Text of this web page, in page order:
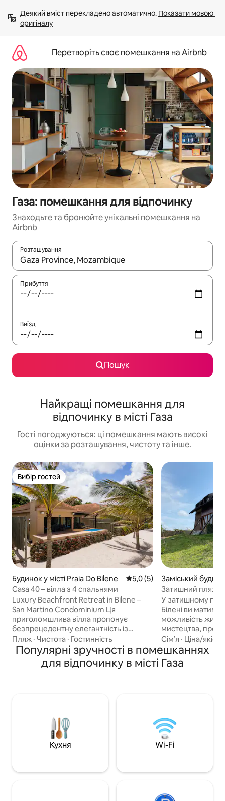
вмісту
Деякий вміст перекладено автоматично. Показати мовою
оригіналу
Перетворіть своє помешкання на Airbnb
Газа: помешкання для відпочинку
Знаходьте та бронюйте унікальні помешкання на
Airbnb
Розташування
Отримавши результати пошуку, використовуйте для
Прибуття
Виїзд
Пошук
Найкращі помешкання для
відпочинку в місті Газа
Гості погоджуються: ці помешкання мають високі
оцінки за розташування, чистоту та інше.
Вибір гостей
Вибір гостей
Будинок у місті Praia Do Bilene Середня оцінка: 5,0 з 5,
5,0 (5)
Casa 40 – вілла з 4 спальнями
Luxury Beachfront Retreat in Bilene –
San Martino Condominium Ця
приголомшлива вілла пропонує
безпрецедентну елегантність із
прямим виходом до пляжу та
захоплюючим видом на океан. - 4
спальні, включаючи 2 розкішні суміжні
апартаменти - Відкрита вітальня з
тренажерний зал і безпечна парковка.
- Повністю кондиціонер із Wi-Fi та DStv.
- Місткість: комфортно розміщуються
8 гостей. - Щоденне прибирання
Пляж · Чистота · Гостинність
Заміський
aia Do Bilene
Затишний
У затишному
Білені ви
можливість
мистецтва, про
Жуан, який із
вас і
часу. Котедж —
мистецтва,
подобається
їжу, смажити
також тренажер
Сім’я · Ціна/якість
Популярні зручності в помешканнях
для відпочинку в місті Газа
Кухня Wi-Fi